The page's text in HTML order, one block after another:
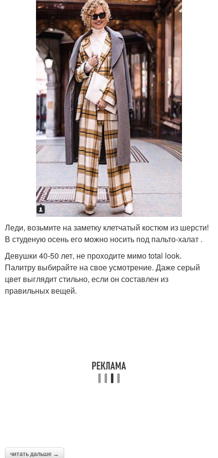
Леди, возьмите на заметку клетчатый костюм из шерсти!
В студеную осень его можно носить под пальто-халат .
Девушки 40-50 лет, не проходите мимо total look.
Палитру выбирайте на свое усмотрение. Даже серый
цвет выглядит стильно, если он составлен из
правильных вещей.
читать дальше →